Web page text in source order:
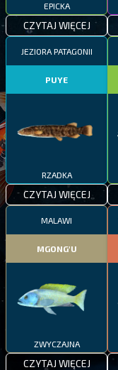
EPICKA
CZYTAJ WIĘCEJ
JEZIORA PATAGONII
PUYE
RZADKA
CZYTAJ WIĘCEJ
MALAWI
MGONG'U
ZWYCZAJNA
CZYTAJ WIĘCEJ